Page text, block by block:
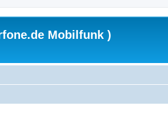
Mobilfunk )